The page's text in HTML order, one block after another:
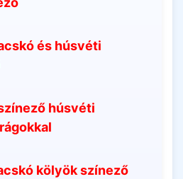
és húsvéti
húsvéti
kölyök színező